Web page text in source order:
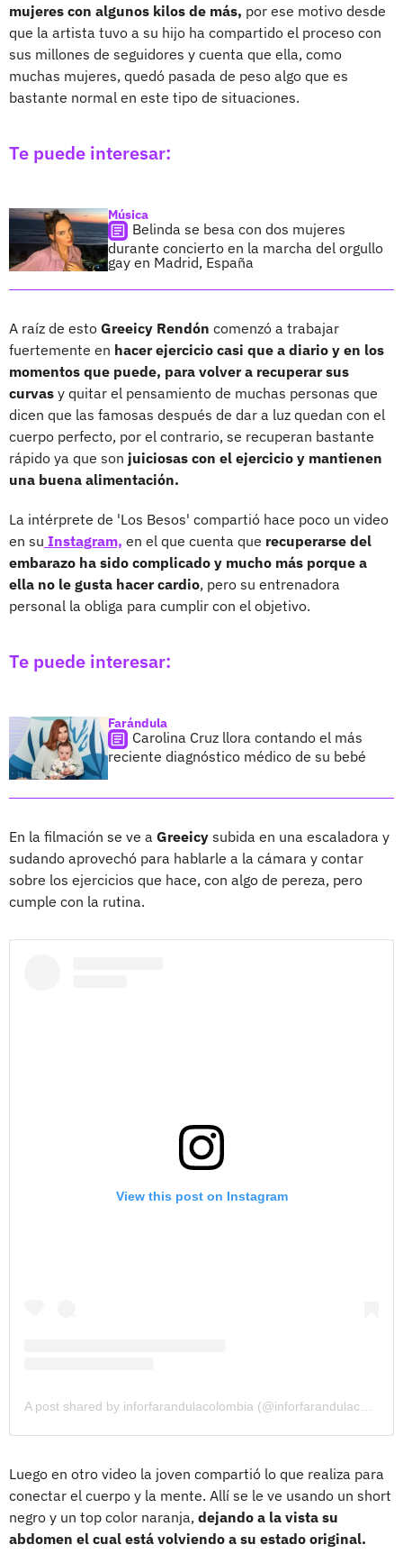
mujeres con algunos kilos de más, por ese motivo desde
que la artista tuvo a su hijo ha compartido el proceso con
sus millones de seguidores y cuenta que ella, como
muchas mujeres, quedó pasada de peso algo que es
bastante normal en este tipo de situaciones.
Te puede interesar:
Música
Belinda se besa con dos mujeres
durante concierto en la marcha del orgullo
gay en Madrid, España
A raíz de esto Greeicy Rendón comenzó a trabajar
fuertemente en hacer ejercicio casi que a diario y en los
momentos que puede, para volver a recuperar sus
curvas y quitar el pensamiento de muchas personas que
dicen que las famosas después de dar a luz quedan con el
cuerpo perfecto, por el contrario, se recuperan bastante
rápido ya que son juiciosas con el ejercicio y mantienen
una buena alimentación.
La intérprete de 'Los Besos' compartió hace poco un video
en su Instagram, en el que cuenta que recuperarse del
embarazo ha sido complicado y mucho más porque a
ella no le gusta hacer cardio, pero su entrenadora
personal la obliga para cumplir con el objetivo.
Te puede interesar:
Farándula
Carolina Cruz llora contando el más
reciente diagnóstico médico de su bebé
En la filmación se ve a Greeicy subida en una escaladora y
sudando aprovechó para hablarle a la cámara y contar
sobre los ejercicios que hace, con algo de pereza, pero
cumple con la rutina.
View this post on Instagram
A post shared by inforfarandulacolombia (@inforfarandulacolombia)
Luego en otro video la joven compartió lo que realiza para
conectar el cuerpo y la mente. Allí se le ve usando un short
negro y un top color naranja, dejando a la vista su
abdomen el cual está volviendo a su estado original.